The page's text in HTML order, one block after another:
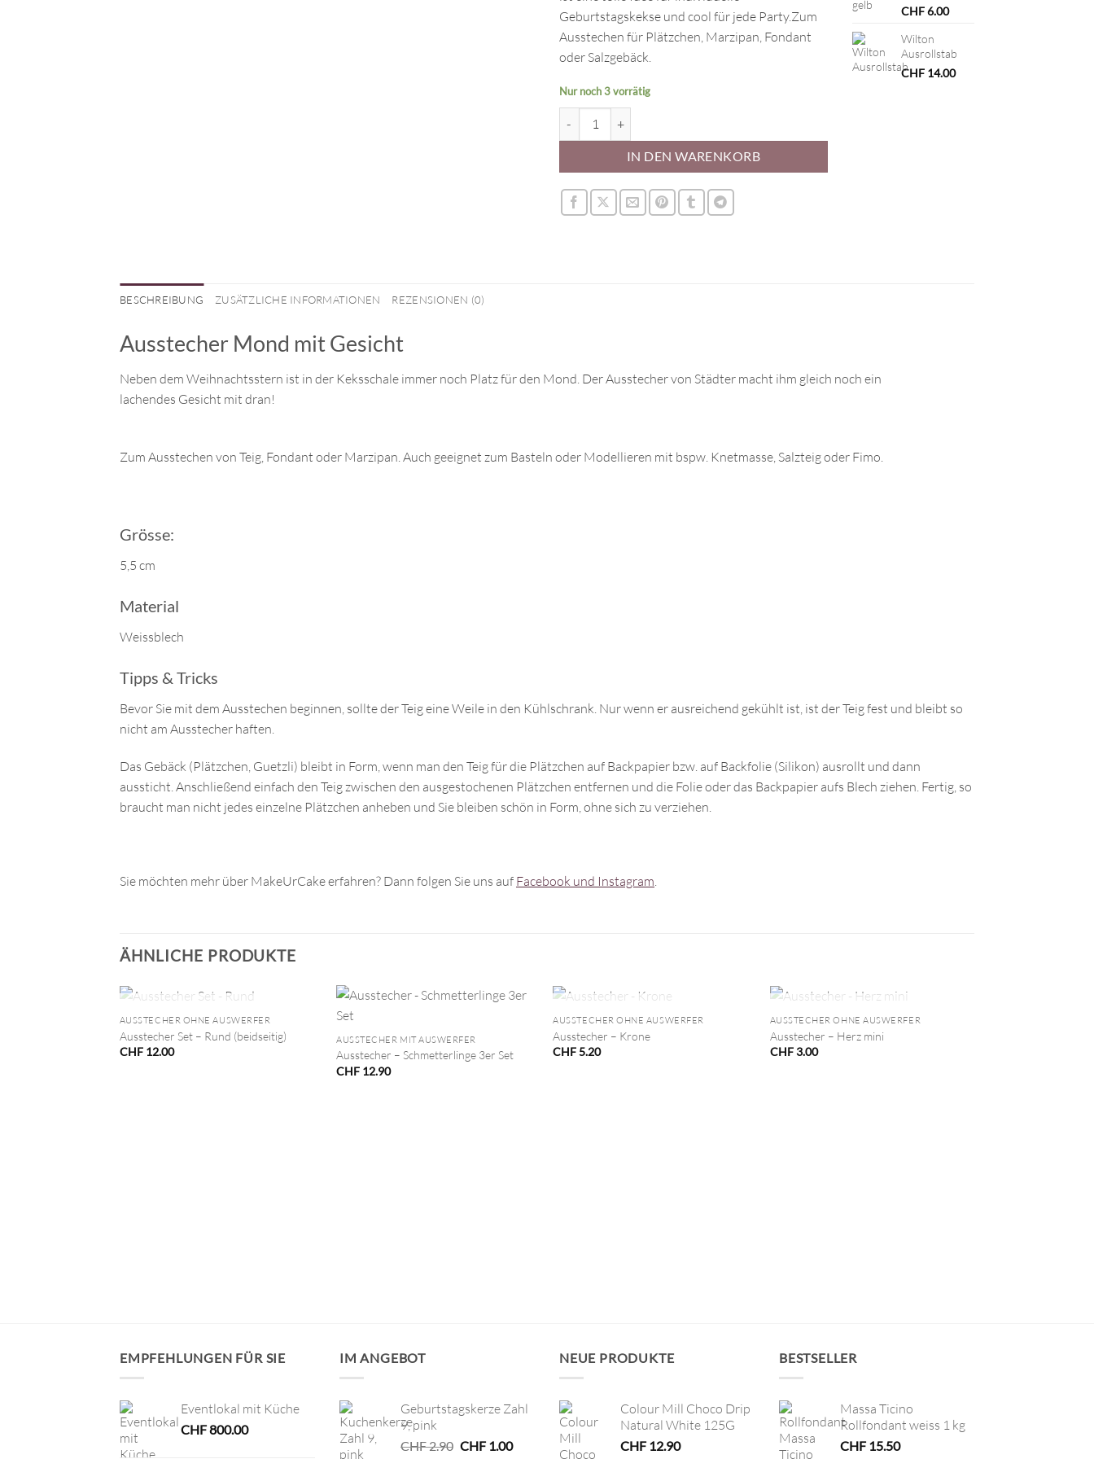
Geburtstagskekse und cool für jede Party.Zum
Ausstechen für Plätzchen, Marzipan, Fondant
oder Salzgebäck.
Nur noch 3 vorrätig
IN DEN WARENKORB
CHF6.00
Wilton
Ausrollstab
CHF 14.00
BESCHREIBUNG ZUSÄTZLICHE INFORMATIONEN REZENSIONEN (0)
Ausstecher Mond mit Gesicht
Neben dem Weihnachtsstern ist in der Keksschale immer noch Platz für den Mond. Der Ausstecher von Städter macht ihm gleich noch ein
lachendes Gesicht mit dran!
Zum Ausstechen von Teig, Fondant oder Marzipan. Auch geeignet zum Basteln oder Modellieren mit bspw. Knetmasse, Salzteig oder Fimo.
Grösse:
5,5 cm
Material
Weissblech
Tipps & Tricks
Bevor Sie mit dem Ausstechen beginnen, sollte der Teig eine Weile in den Kühlschrank. Nur wenn er ausreichend gekühlt ist, ist der Teig fest und bleibt so
nicht am Ausstecher haften.
Das Gebäck (Plätzchen, Guetzli) bleibt in Form, wenn man den Teig für die Plätzchen auf Backpapier bzw. auf Backfolie (Silikon) ausrollt und dann
aussticht. Anschließend einfach den Teig zwischen den ausgestochenen Plätzchen entfernen und die Folie oder das Backpapier aufs Blech ziehen. Fertig, so
braucht man nicht jedes einzelne Plätzchen anheben und Sie bleiben schön in Form, ohne sich zu verziehen.
Sie möchten mehr über MakeUrCake erfahren? Dann folgen Sie uns auf Facebook und Instagram.
ÄHNLICHE PRODUKTE
NICHT VORRÄTIG
AUSSTECHER OHNE AUSWERFER
Ausstecher Set – Rund (beidseitig)
CHF12.00
AUSSTECHER MIT AUSWERFER
Ausstecher – Schmetterlinge 3er Set
CHF 12.90
NICHT VORRÄTIG
AUSSTECHER OHNE AUSWERFER
Ausstecher – Krone
CHF5.20
NICHT VORRÄTIG
AUSSTECHER OHNE AUSWERFER
Ausstecher – Herz mini
CHF3.00
EMPFEHLUNGEN FÜR SIE
Eventlokal mit Küche
CHF800.00
IM ANGEBOT
Geburtstagskerze Zahl
9, pink
CHF2.90 Ursprünglicher
CHF1.00Aktueller
NEUE PRODUKTE
Colour Mill Choco Drip
Natural White 125G
CHF12.90
BESTSELLER
Massa Ticino
Rollfondant weiss 1 kg
CHF15.50